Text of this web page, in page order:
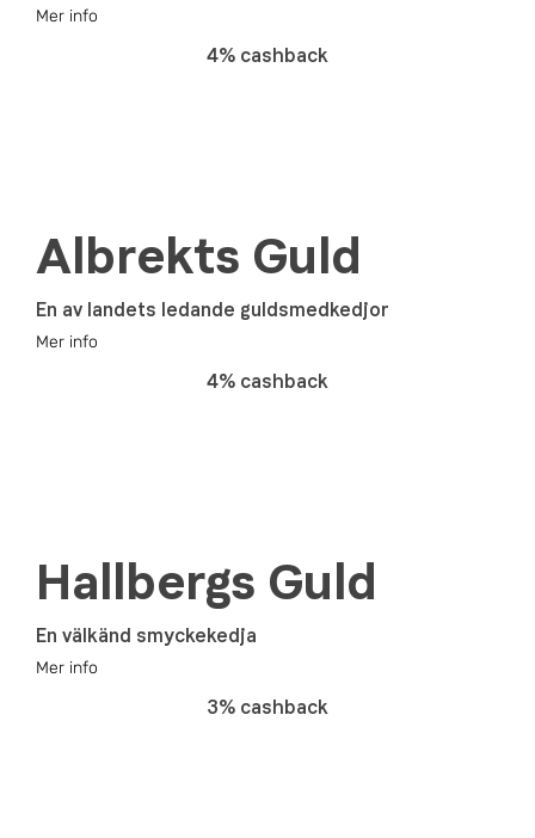
Mer info
4% cashback
Albrekts Guld
En av landets ledande guldsmedkedjor
Mer info
4% cashback
Hallbergs Guld
En välkänd smyckekedja
Mer info
3% cashback